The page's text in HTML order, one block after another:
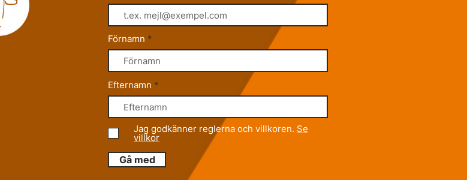
Förnamn
Efternamn
Jag godkänner reglerna och villkoren. Se
villkor
Gå med